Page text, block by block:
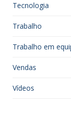
Tecnologia
Trabalho
Trabalho em
Vendas
Vídeos